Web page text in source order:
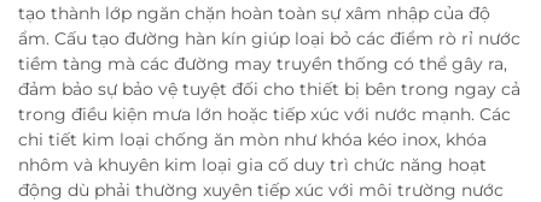
tạo thành lớp ngăn chặn hoàn toàn sự xâm nhập của độ
ẩm. Cấu tạo đường hàn kín giúp loại bỏ các điểm rò rỉ nước
tiềm tàng mà các đường may truyền thống có thể gây ra,
đảm bảo sự bảo vệ tuyệt đối cho thiết bị bên trong ngay cả
trong điều kiện mưa lớn hoặc tiếp xúc với nước mạnh. Các
chi tiết kim loại chống ăn mòn như khóa kéo inox, khóa
nhôm và khuyên kim loại gia cố duy trì chức năng hoạt
động dù phải thường xuyên tiếp xúc với môi trường nước